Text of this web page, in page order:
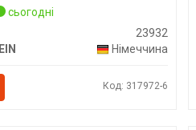
сьогодні
23932
Німеччина
Код: 317972-6